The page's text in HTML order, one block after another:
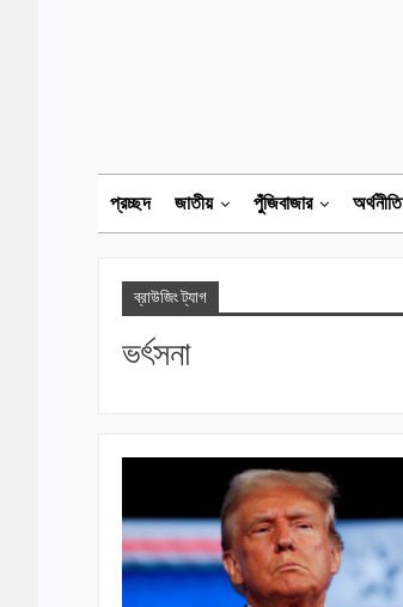
প্রচ্ছদ জাতীয় পুঁজিবাজার অর্থনীতি
ব্রাউজিং ট্যাগ
ভর্ৎসনা